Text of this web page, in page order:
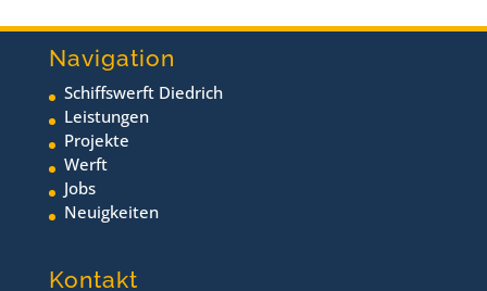
Navigation
Schiffswerft Diedrich
Leistungen
Projekte
Werft
Jobs
Neuigkeiten
Kontakt